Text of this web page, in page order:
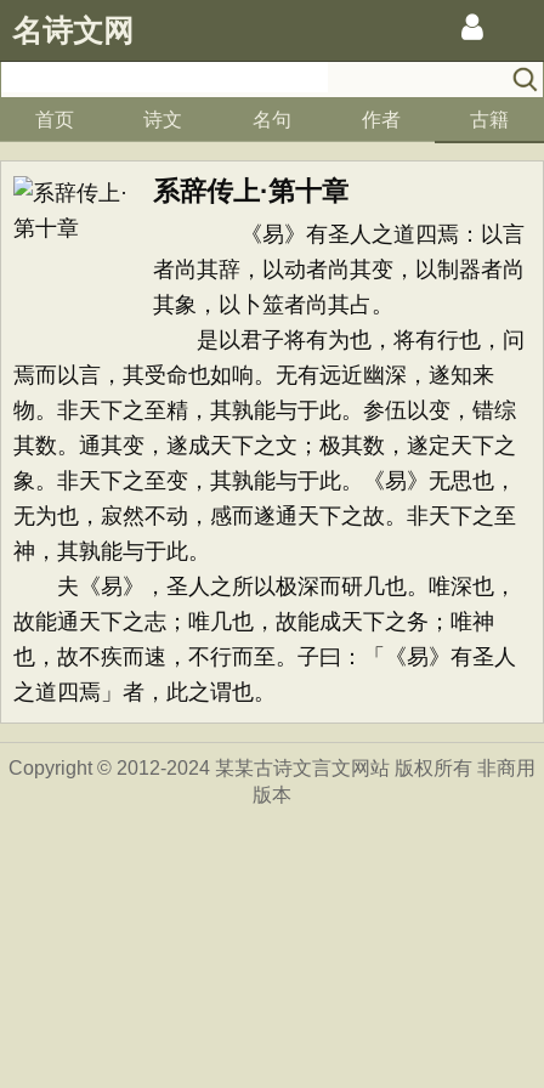
名诗文网
首页 诗文 名句 作者 古籍
系辞传上·第十章
《易》有圣人之道四焉：以言
者尚其辞，以动者尚其变，以制器者尚
其象，以卜筮者尚其占。
是以君子将有为也，将有行也，问
焉而以言，其受命也如响。无有远近幽深，遂知来
物。非天下之至精，其孰能与于此。参伍以变，错综
其数。通其变，遂成天下之文；极其数，遂定天下之
象。非天下之至变，其孰能与于此。《易》无思也，
无为也，寂然不动，感而遂通天下之故。非天下之至
神，其孰能与于此。
夫《易》，圣人之所以极深而研几也。唯深也，
故能通天下之志；唯几也，故能成天下之务；唯神
也，故不疾而速，不行而至。子曰：「《易》有圣人
之道四焉」者，此之谓也。
Copyright © 2012-2024 某某古诗文言文网站 版权所有 非商用
版本